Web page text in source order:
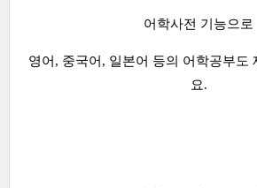
어학사전 기능으로
영어, 중국어, 일본어 등의 어학공부도
요.